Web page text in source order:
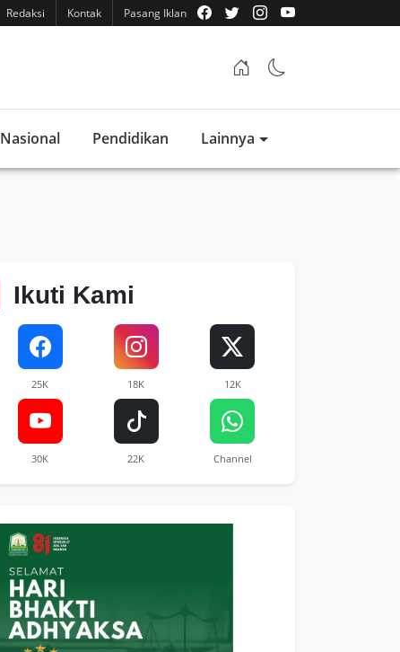
Redaksi Kontak Pasang Iklan
Nasional Pendidikan Lainnya
Ikuti Kami
25K 18K 12K
30K 22K Channel